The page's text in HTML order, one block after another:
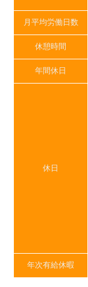
月平均労働日数
休憩時間
年間休日
休日
年次有給休暇